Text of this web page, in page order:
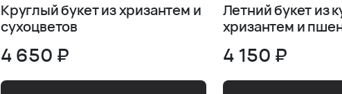
Круглый букет из хризантем и
сухоцветов
4 650 ₽
Летний букет из
хризантем и
4 150 ₽